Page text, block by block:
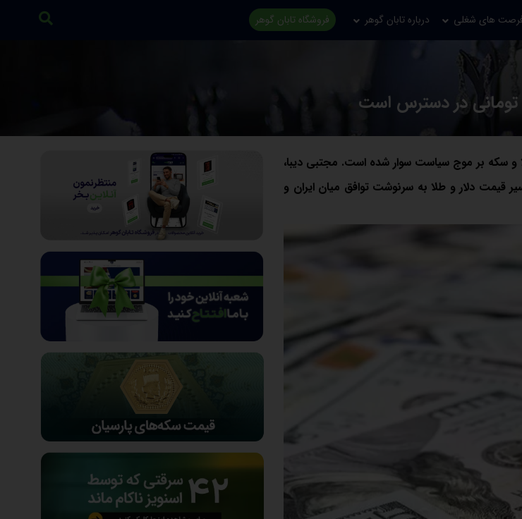
های شغلی درباره تابان گوهر فروشگاه تابان گوهر
و سکه بر موج سیاست سوار شده است. مجتبی دیبا،
قیمت دلار و طلا به سرنوشت توافق میان ایران و